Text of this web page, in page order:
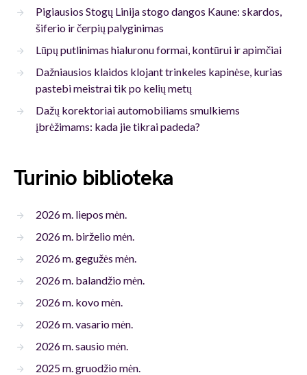
Pigiausios Stogų Linija stogo dangos Kaune: skardos,
šiferio ir čerpių palyginimas
Lūpų putlinimas hialuronu formai, kontūrui ir apimčiai
Dažniausios klaidos klojant trinkeles kapinėse, kurias
pastebi meistrai tik po kelių metų
Dažų korektoriai automobiliams smulkiems
įbrėžimams: kada jie tikrai padeda?
Turinio biblioteka
2026 m. liepos mėn.
2026 m. birželio mėn.
2026 m. gegužės mėn.
2026 m. balandžio mėn.
2026 m. kovo mėn.
2026 m. vasario mėn.
2026 m. sausio mėn.
2025 m. gruodžio mėn.